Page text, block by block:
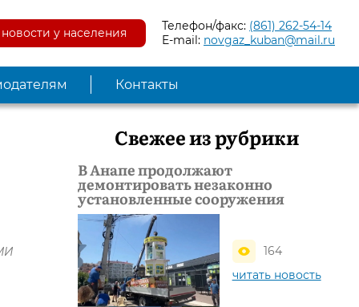
у населения Телефон/факс: (861) 262-54-14
E-mail: novgaz_kuban@mail.ru
Контакты
Свежее из рубрики
В Анапе продолжают
демонтировать незаконно
установленные сооружения
164
читать новость